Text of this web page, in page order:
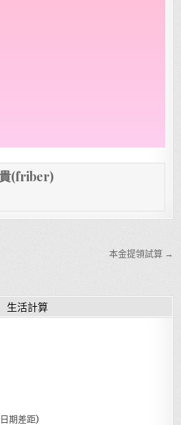
(friber)
本金提領試算 →
生活計算
期差距)